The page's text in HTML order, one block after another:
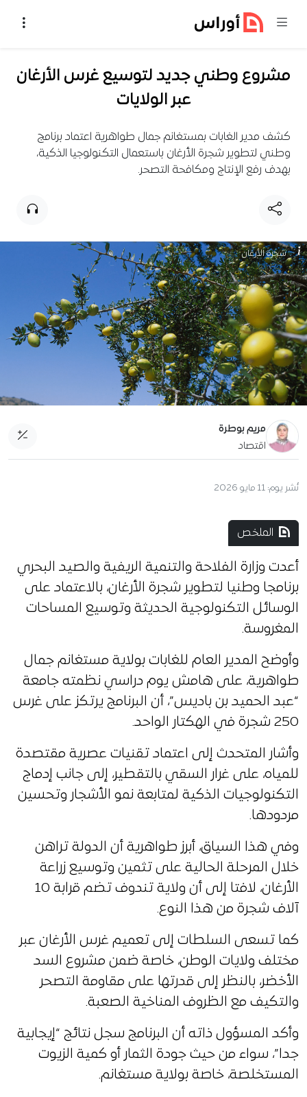
مشروع وطني جديد لتوسيع غرس الأرغان
عبر الولايات
كشف مدير الغابات بمستغانم جمال طواهرية اعتماد برنامج
وطني لتطوير شجرة الأرغان باستعمال التكنولوجيا الذكية،
بهدف رفع الإنتاج ومكافحة التصحر.
شجرة الأرغان
مريم بوطرة
اقتصاد
نُشر يوم: 11 مايو 2026
الملخص
أعدت وزارة الفلاحة والتنمية الريفية والصيد البحري
برنامجا وطنيا لتطوير شجرة الأرغان، بالاعتماد على
الوسائل التكنولوجية الحديثة وتوسيع المساحات
المغروسة.
وأوضح المدير العام للغابات بولاية مستغانم جمال
طواهرية، على هامش يوم دراسي نظمته جامعة
“عبد الحميد بن باديس”، أن البرنامج يرتكز على غرس
250 شجرة في الهكتار الواحد.
وأشار المتحدث إلى اعتماد تقنيات عصرية مقتصدة
للمياه، على غرار السقي بالتقطير، إلى جانب إدماج
التكنولوجيات الذكية لمتابعة نمو الأشجار وتحسين
مردودها.
وفي هذا السياق، أبرز طواهرية أن الدولة تراهن
خلال المرحلة الحالية على تثمين وتوسيع زراعة
الأرغان، لافتا إلى أن ولاية تندوف تضم قرابة 10
آلاف شجرة من هذا النوع.
كما تسعى السلطات إلى تعميم غرس الأرغان عبر
مختلف ولايات الوطن، خاصة ضمن مشروع السد
الأخضر، بالنظر إلى قدرتها على مقاومة التصحر
والتكيف مع الظروف المناخية الصعبة.
وأكد المسؤول ذاته أن البرنامج سجل نتائج “إيجابية
جدا”، سواء من حيث جودة الثمار أو كمية الزيوت
المستخلصة، خاصة بولاية مستغانم.